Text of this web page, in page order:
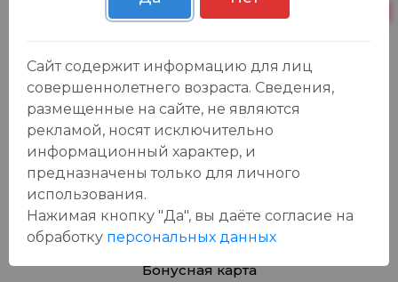
Товары для дома, игрушки
Пиво, сидр
Товары для животных
Подарочные карты
Адреса магазинов
Вакансии
Новости
Бонусная карта
Сайт содержит информацию для лиц
совершеннолетнего возраста. Сведения,
размещенные на сайте, не являются
рекламой, носят исключительно
информационный характер, и
предназначены только для личного
использования.
Нажимая кнопку "Да", вы даёте cогласие на
обработку персональных данных